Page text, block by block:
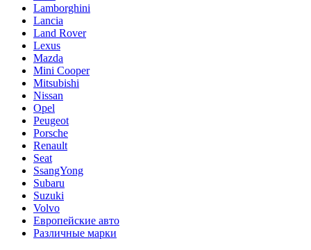
Lamborghini
Lancia
Land Rover
Lexus
Mazda
Mini Cooper
Mitsubishi
Nissan
Opel
Peugeot
Porsche
Renault
Seat
SsangYong
Subaru
Suzuki
Volvo
Европейские авто
Различные марки